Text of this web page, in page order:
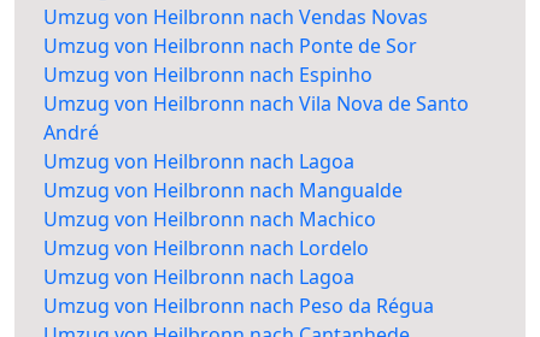
Umzug von Heilbronn nach Vendas Novas
Umzug von Heilbronn nach Ponte de Sor
Umzug von Heilbronn nach Espinho
Umzug von Heilbronn nach Vila Nova de Santo
André
Umzug von Heilbronn nach Lagoa
Umzug von Heilbronn nach Mangualde
Umzug von Heilbronn nach Machico
Umzug von Heilbronn nach Lordelo
Umzug von Heilbronn nach Lagoa
Umzug von Heilbronn nach Peso da Régua